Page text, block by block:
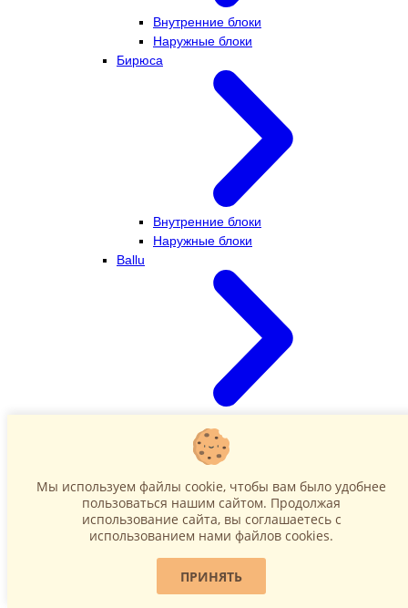
Внутренние блоки
Наружные блоки
Бирюса
Внутренние блоки
Наружные блоки
Ballu
Наружные блоки
Мы используем файлы cookie, чтобы вам было удобнее
пользоваться нашим сайтом. Продолжая
использование сайта, вы соглашаетесь c
использованием нами файлов cookies.
ПРИНЯТЬ